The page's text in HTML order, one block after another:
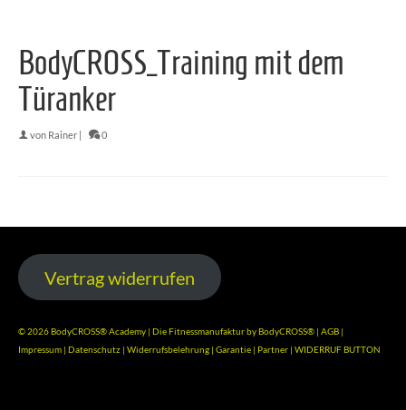
BodyCROSS_Training mit dem
Türanker
von Rainer | 0
Vertrag widerrufen
© 2026 BodyCROSS® Academy | Die Fitnessmanufaktur by BodyCROSS® | AGB |
Impressum | Datenschutz | Widerrufsbelehrung | Garantie | Partner | WIDERRUF BUTTON